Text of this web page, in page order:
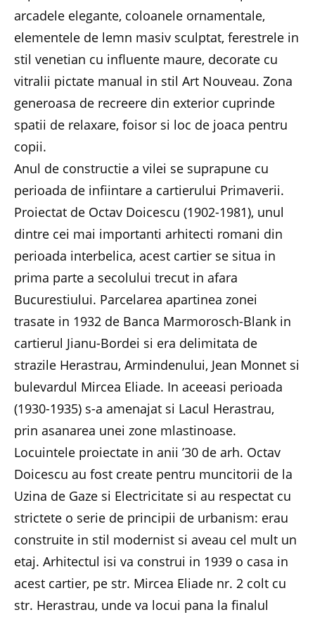
arcadele elegante, coloanele ornamentale,
elementele de lemn masiv sculptat, ferestrele in
stil venetian cu influente maure, decorate cu
vitralii pictate manual in stil Art Nouveau. Zona
generoasa de recreere din exterior cuprinde
spatii de relaxare, foisor si loc de joaca pentru
copii.
Anul de constructie a vilei se suprapune cu
perioada de infiintare a cartierului Primaverii.
Proiectat de Octav Doicescu (1902-1981), unul
dintre cei mai importanti arhitecti romani din
perioada interbelica, acest cartier se situa in
prima parte a secolului trecut in afara
Bucurestiului. Parcelarea apartinea zonei
trasate in 1932 de Banca Marmorosch-Blank in
cartierul Jianu-Bordei si era delimitata de
strazile Herastrau, Armindenului, Jean Monnet si
bulevardul Mircea Eliade. In aceeasi perioada
(1930-1935) s-a amenajat si Lacul Herastrau,
prin asanarea unei zone mlastinoase.
Locuintele proiectate in anii ’30 de arh. Octav
Doicescu au fost create pentru muncitorii de la
Uzina de Gaze si Electricitate si au respectat cu
strictete o serie de principii de urbanism: erau
construite in stil modernist si aveau cel mult un
etaj. Arhitectul isi va construi in 1939 o casa in
acest cartier, pe str. Mircea Eliade nr. 2 colt cu
str. Herastrau, unde va locui pana la finalul